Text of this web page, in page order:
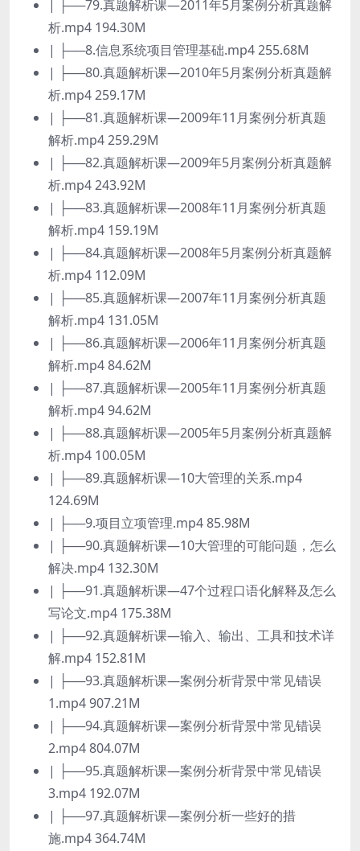
| ├──79.真题解析课—2011年5月案例分析真题解
析.mp4 194.30M
| ├──8.信息系统项目管理基础.mp4 255.68M
| ├──80.真题解析课—2010年5月案例分析真题解
析.mp4 259.17M
| ├──81.真题解析课—2009年11月案例分析真题
解析.mp4 259.29M
| ├──82.真题解析课—2009年5月案例分析真题解
析.mp4 243.92M
| ├──83.真题解析课—2008年11月案例分析真题
解析.mp4 159.19M
| ├──84.真题解析课—2008年5月案例分析真题解
析.mp4 112.09M
| ├──85.真题解析课—2007年11月案例分析真题
解析.mp4 131.05M
| ├──86.真题解析课—2006年11月案例分析真题
解析.mp4 84.62M
| ├──87.真题解析课—2005年11月案例分析真题
解析.mp4 94.62M
| ├──88.真题解析课—2005年5月案例分析真题解
析.mp4 100.05M
| ├──89.真题解析课—10大管理的关系.mp4
124.69M
| ├──9.项目立项管理.mp4 85.98M
| ├──90.真题解析课—10大管理的可能问题，怎么
解决.mp4 132.30M
| ├──91.真题解析课—47个过程口语化解释及怎么
写论文.mp4 175.38M
| ├──92.真题解析课—输入、输出、工具和技术详
解.mp4 152.81M
| ├──93.真题解析课—案例分析背景中常见错误
1.mp4 907.21M
| ├──94.真题解析课—案例分析背景中常见错误
2.mp4 804.07M
| ├──95.真题解析课—案例分析背景中常见错误
3.mp4 192.07M
| ├──97.真题解析课—案例分析一些好的措
施.mp4 364.74M